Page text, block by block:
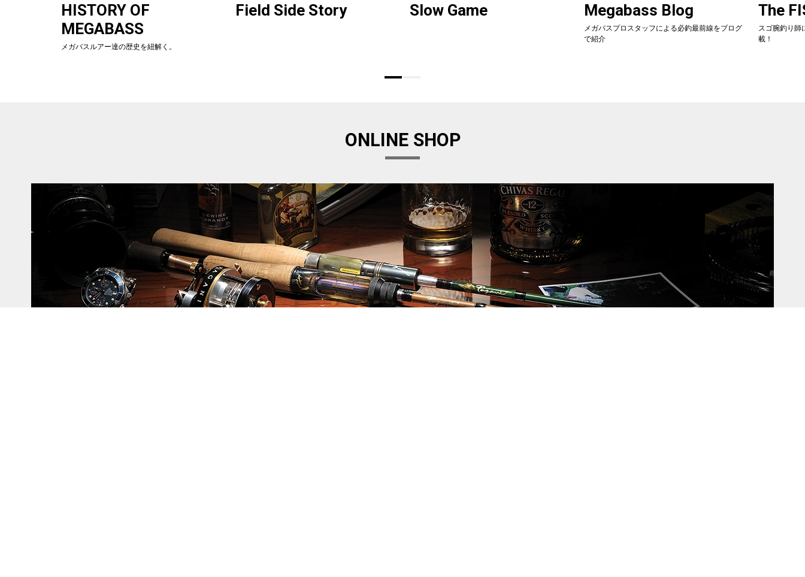
HISTORY OF
MEGABASS
メガバスルアー達の歴史を紐解く。
Field Side Story Slow Game Megabass Blog
メガバスプロスタッフによる必釣最前線をブログ
で紹介
The
スゴ腕釣り師
載！
ONLINE SHOP